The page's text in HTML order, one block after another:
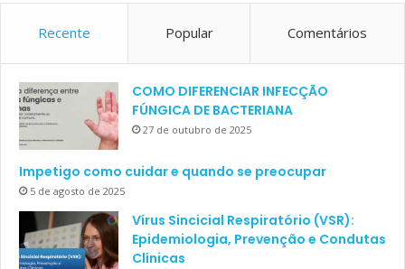
Recente Popular Comentários
COMO DIFERENCIAR INFECÇÃO
FÚNGICA DE BACTERIANA
27 de outubro de 2025
Impetigo como cuidar e quando se preocupar
5 de agosto de 2025
Vírus Sincicial Respiratório (VSR):
Epidemiologia, Prevenção e Condutas
Clínicas